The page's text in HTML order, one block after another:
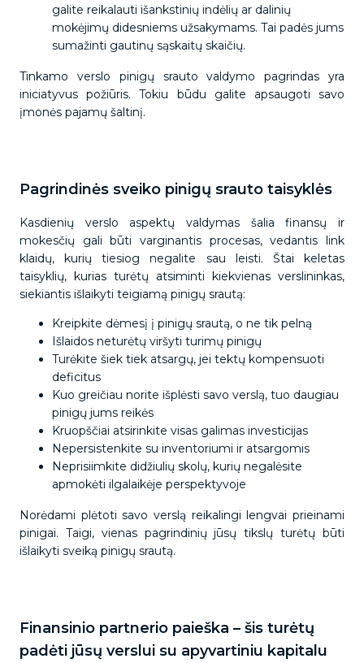
galite reikalauti išankstinių indėlių ar dalinių
mokėjimų didesniems užsakymams. Tai padės jums
sumažinti gautinų sąskaitų skaičių.
Tinkamo verslo pinigų srauto valdymo pagrindas yra
iniciatyvus požiūris. Tokiu būdu galite apsaugoti savo
įmonės pajamų šaltinį.
Pagrindinės sveiko pinigų srauto taisyklės
Kasdienių verslo aspektų valdymas šalia finansų ir
mokesčių gali būti varginantis procesas, vedantis link
klaidų, kurių tiesiog negalite sau leisti. Štai keletas
taisyklių, kurias turėtų atsiminti kiekvienas verslininkas,
siekiantis išlaikyti teigiamą pinigų srautą:
Kreipkite dėmesį į pinigų srautą, o ne tik pelną
Išlaidos neturėtų viršyti turimų pinigų
Turėkite šiek tiek atsargų, jei tektų kompensuoti
deficitus
Kuo greičiau norite išplėsti savo verslą, tuo daugiau
pinigų jums reikės
Kruopščiai atsirinkite visas galimas investicijas
Nepersistenkite su inventoriumi ir atsargomis
Neprisiimkite didžiulių skolų, kurių negalėsite
apmokėti ilgalaikėje perspektyvoje
Norėdami plėtoti savo verslą reikalingi lengvai prieinami
pinigai. Taigi, vienas pagrindinių jūsų tikslų turėtų būti
išlaikyti sveiką pinigų srautą.
Finansinio partnerio paieška – šis turėtų
padėti jūsų verslui su apyvartiniu kapitalu